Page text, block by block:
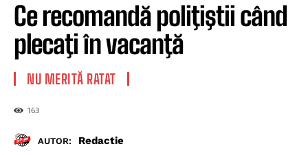
Ce recomandă poliţiştii când
plecaţi în vacanţă
NU MERITĂ RATAT
163
AUTOR: Redactie